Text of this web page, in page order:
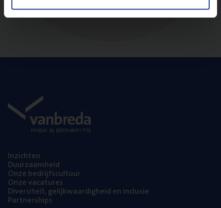
Inzich­ten
Duur­zaam­heid
Onze bedrijfs­cul­tuur
Onze vaca­tu­res
Diver­si­teit, gelijk­waar­dig­heid en inclusie
Part­ner­ships